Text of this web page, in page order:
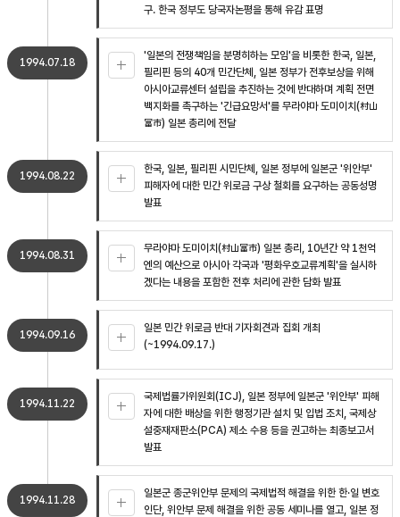
구. 한국 정부도 당국자논평을 통해 유감 표명
1994.07.18
'일본의 전쟁책임을 분명히하는 모임'을 비롯한 한국, 일본,
필리핀 등의 40개 민간단체, 일본 정부가 전후보상을 위해
아시아교류센터 설립을 추진하는 것에 반대하며 계획 전면
백지화를 촉구하는 '긴급요망서'를 무라야마 도미이치(村山
富市) 일본 총리에 전달
1994.08.22
한국, 일본, 필리핀 시민단체, 일본 정부에 일본군 '위안부'
피해자에 대한 민간 위로금 구상 철회를 요구하는 공동성명
발표
1994.08.31
무라야마 도미이치(村山富市) 일본 총리, 10년간 약 1천억
엔의 예산으로 아시아 각국과 '평화우호교류계획'을 실시하
겠다는 내용을 포함한 전후 처리에 관한 담화 발표
1994.09.16
일본 민간 위로금 반대 기자회견과 집회 개최
(~1994.09.17.)
1994.11.22
국제법률가위원회(ICJ), 일본 정부에 일본군 '위안부' 피해
자에 대한 배상을 위한 행정기관 설치 및 입법 조치, 국제상
설중재재판소(PCA) 제소 수용 등을 권고하는 최종보고서
발표
1994.11.28
일본군 종군위안부 문제의 국제법적 해결을 위한 한·일 변호
인단, 위안부 문제 해결을 위한 공동 세미나를 열고, 일본 정